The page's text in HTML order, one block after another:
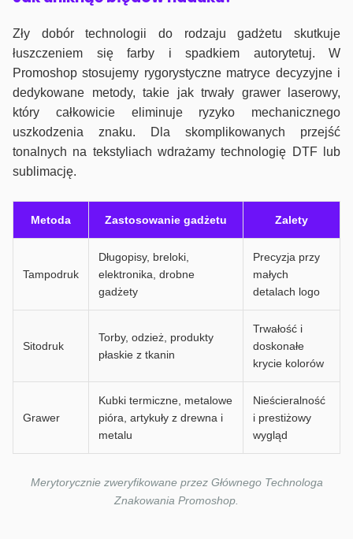
Zły dobór technologii do rodzaju gadżetu skutkuje
łuszczeniem się farby i spadkiem autorytetuj. W
Promoshop stosujemy rygorystyczne matryce decyzyjne i
dedykowane metody, takie jak trwały grawer laserowy,
który całkowicie eliminuje ryzyko mechanicznego
uszkodzenia znaku. Dla skomplikowanych przejść
tonalnych na tekstyliach wdrażamy technologię DTF lub
sublimację.
Metoda Zastosowanie gadżetu Zalety
Tampodruk
Długopisy, breloki,
elektronika, drobne
gadżety
Precyzja przy
małych
detalach logo
Sitodruk
Torby, odzież, produkty
płaskie z tkanin
Trwałość i
doskonałe
krycie kolorów
Grawer
Kubki termiczne, metalowe
pióra, artykuły z drewna i
metalu
Nieścieralność
i prestiżowy
wygląd
Merytorycznie zweryfikowane przez Głównego Technologa
Znakowania Promoshop.